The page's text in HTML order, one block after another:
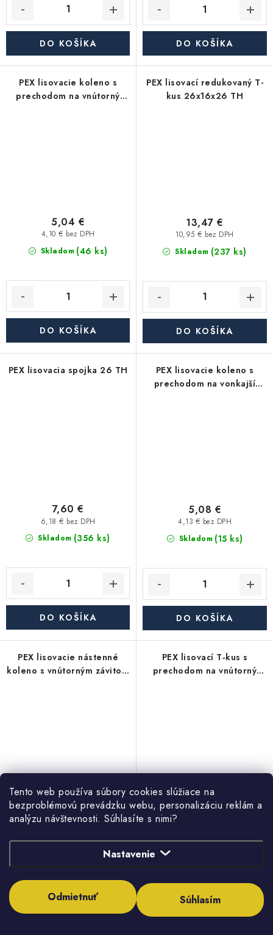
Tento web používa súbory cookies slúžiace na
bezproblémovú prevádzku webu, personalizáciu reklám a
analýzu návštevnosti. Súhlasíte s nimi?
Nastavenie
Odmietnuť Súhlasím
DO KOŠÍKA DO KOŠÍKA
PEX lisovacie koleno s
prechodom na vnútorný
Skladom (46 ks)
4,10 € bez DPH
5,04 €
DO KOŠÍKA
PEX lisovací redukovaný T-
kus 26x16x26 TH
Skladom (237 ks)
10,95 € bez DPH
13,47 €
DO KOŠÍKA
PEX lisovacia spojka 26 TH
Skladom (356 ks)
6,18 € bez DPH
7,60 €
DO KOŠÍKA
PEX lisovacie koleno s
prechodom na vonkajší
Skladom (15 ks)
4,13 € bez DPH
5,08 €
DO KOŠÍKA
PEX lisovacie nástenné
koleno s vnútorným závitom
Skladom (62 ks)
8,65 € bez DPH
10,64 €
PEX lisovací T‑kus s
prechodom na vnútorný
5,86 € bez DPH
7,21 €
DO KOŠÍKA